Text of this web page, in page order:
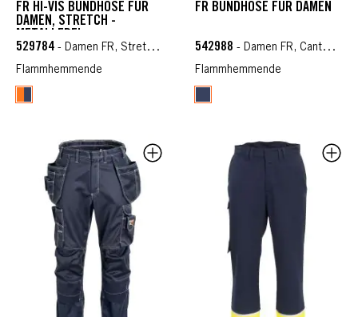
FR HI-VIS BUNDHOSE FÜR
DAMEN, STRETCH -
529784 - Damen FR, Stretch FR, Zenith
Flammhemmende
FR BUNDHOSE FÜR DAMEN
542988 - Damen FR, Cantex WS
Flammhemmende